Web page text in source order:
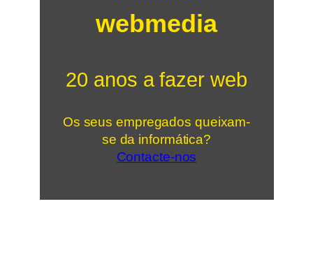
webmedia
20 anos a fazer web
Os seus empregados queixam-
se da informática?
Contacte-nos